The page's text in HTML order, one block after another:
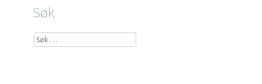
Søk
Søk